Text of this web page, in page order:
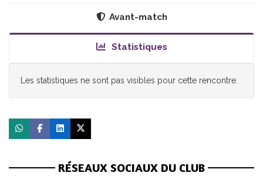
Avant-match
Statistiques
Les statistiques ne sont pas visibles pour cette rencontre.
RÉSEAUX SOCIAUX DU CLUB